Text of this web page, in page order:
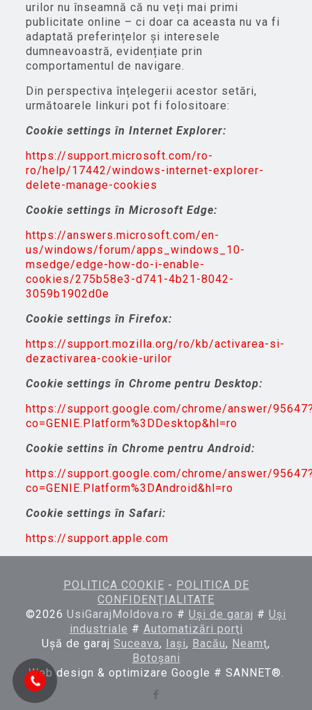
urilor nu înseamnă că nu veți mai primi
publicitate online – ci doar ca aceasta nu va fi
adaptată preferințelor și interesele
dumneavoastră, evidențiate prin
comportamentul de navigare.
Din perspectiva înțelegerii acestor setări,
următoarele linkuri pot fi folositoare:
Cookie settings în Internet Explorer:
https://support.microsoft.com/ro-
ro/help/17442/windows-internet-explorer-
delete-manage-cookies
Cookie settings în Microsoft Edge:
https://answers.microsoft.com/en-
us/windows/forum/apps_windows_10-
msedge/edge-how-do-i-enable-
cookies/275b58e3-d741-4b21-8042-
3059b1902d0e
Cookie settings în Firefox:
https://support.mozilla.org/ro/kb/activarea-si-
dezactivarea-cookie-urilor
Cookie settings în Chrome pentru Desktop:
https://support.google.com/chrome/answer/
co=GENIE.Platform%3DDesktop&hl=ro
Cookie settins în Chrome pentru Android:
https://support.google.com/chrome/answer/
co=GENIE.Platform%3DAndroid&hl=ro
Cookie settings în Safari:
https://support.apple.com
POLITICA COOKIE - POLITICA DE
CONFIDENŢIALITATE
©2026 UsiGarajMoldova.ro # Uşi de garaj # Uşi
industriale # Automatizări porţi
Uşă de garaj Suceava, Iaşi, Bacău, Neamţ,
Botoşani
Web design & optimizare Google # SANNET®.